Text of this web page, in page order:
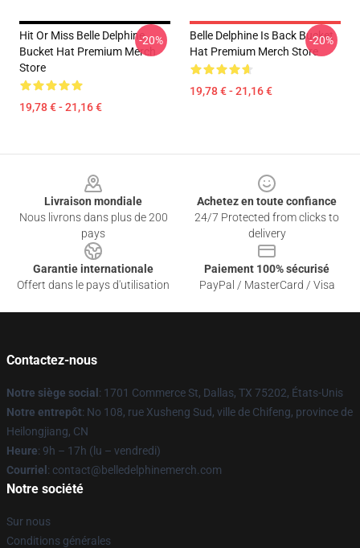
Hit Or Miss Belle Delphine
Bucket Hat Premium Merch
Store
19,78 € - 21,16 €
-20%
Belle Delphine Is Back Bucket
Hat Premium Merch Store
19,78 € - 21,16 €
-20%
Livraison mondiale
Nous livrons dans plus de 200
pays
Achetez en toute confiance
24/7 Protected from clicks to
delivery
Garantie internationale
Offert dans le pays d'utilisation
Paiement 100% sécurisé
PayPal / MasterCard / Visa
Contactez-nous
Notre siège social : 1701 Commerce St, Dallas, TX 75202, États-Unis
Notre entrepôt: No 108, rue Xusheng Sud, ville de Chifeng, province de
Heilongjiang, CN
Heure: 9h – 17h (lu – vendredi)
Courriel : contact@belledelphinemerch.com
Notre société
Sur nous
Conditions générales